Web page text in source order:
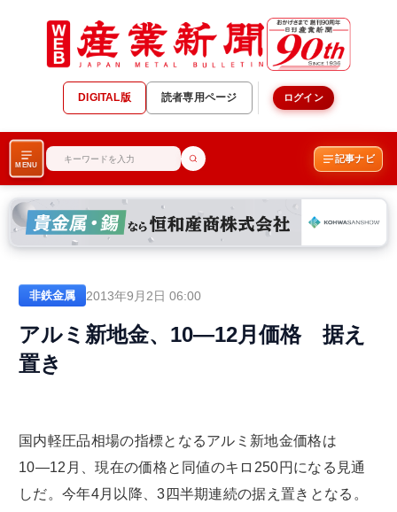
DIGITAL版 読者専用ページ ログイン
MENU
記事ナビ
非鉄金属 2013年9月2日 06:00
アルミ新地金、10―12月価格 据え
置き
国内軽圧品相場の指標となるアルミ新地金価格は
10―12月、現在の価格と同値のキロ250円になる見通
しだ。今年4月以降、3四半期連続の据え置きとなる。